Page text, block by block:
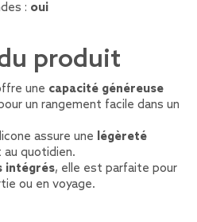
: oui
produit
une capacité généreuse
un rangement facile dans un
assure une légèreté
quotidien.
intégrés, elle est parfaite pour
ou en voyage.